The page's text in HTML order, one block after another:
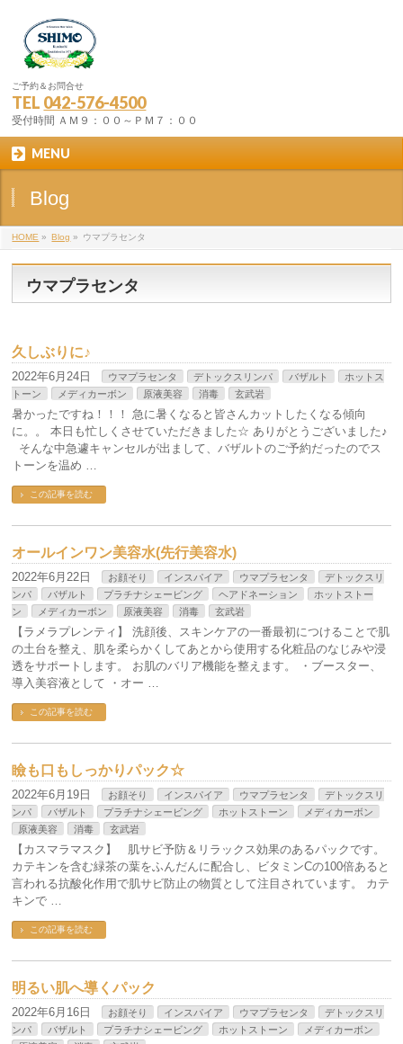
ご予約＆お問合せ
TEL 042-576-4500
受付時間 ＡＭ９：００～ＰＭ７：００
MENU
Blog
HOME » Blog » ウマプラセンタ
ウマプラセンタ
久しぶりに♪
2022年6月24日 ウマプラセンタ デトックスリンパ バザルト
ホットス
トーン
メディカーボン 原液美容 消毒 玄武岩
暑かったですね！！！ 急に暑くなると皆さんカットしたくなる傾向
に。。 本日も忙しくさせていただきました☆ ありがとうございました♪
そんな中急遽キャンセルが出まして、バザルトのご予約だったのでス
トーンを温め …
この記事を読む
オールインワン美容水(先行美容水)
2022年6月22日 お顔そり インスパイア ウマプラセンタ
デトックスリ
ンパ
バザルト プラチナシェービング ヘアドネーション
ホットストー
ン
メディカーボン 原液美容 消毒 玄武岩
【ラメラプレンティ】 洗顔後、スキンケアの一番最初につけることで肌
の土台を整え、肌を柔らかくしてあとから使用する化粧品のなじみや浸
透をサポートします。 お肌のバリア機能を整えます。 ・ブースター、
導入美容液として ・オー …
この記事を読む
瞼も口もしっかりパック☆
2022年6月19日 お顔そり インスパイア ウマプラセンタ
デトックスリ
ンパ
バザルト プラチナシェービング ホットストーン
メディカーボン
原液美容
消毒 玄武岩
【カスマラマスク】 肌サビ予防＆リラックス効果のあるパックです。
カテキンを含む緑茶の葉をふんだんに配合し、ビタミンCの100倍あると
言われる抗酸化作用で肌サビ防止の物質として注目されています。 カテ
キンで …
この記事を読む
明るい肌へ導くパック
2022年6月16日 お顔そり インスパイア ウマプラセンタ
デトックスリ
ンパ
バザルト プラチナシェービング ホットストーン
メディカーボン